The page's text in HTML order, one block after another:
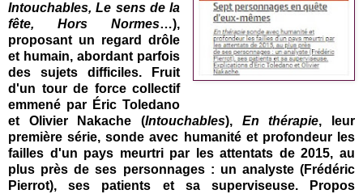
Intouchables, Le sens de la
fête, Hors Normes…),
proposant un regard drôle
et humain, abordant parfois
des sujets difficiles.
Fruit
d'un tour de force collectif
emmené par Éric Toledano
et Olivier Nakache (Intouchables), En thérapie, leur
première série, sonde avec humanité et profondeur les
failles d'un pays meurtri par les attentats de 2015, au
plus près de ses personnages : un analyste (Frédéric
Pierrot), ses patients et sa superviseuse. Propos